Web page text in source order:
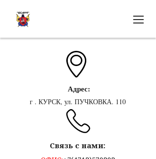
Адрес:
г . КУРСК, ул. ПУЧКОВКА. 110
Связь с нами: